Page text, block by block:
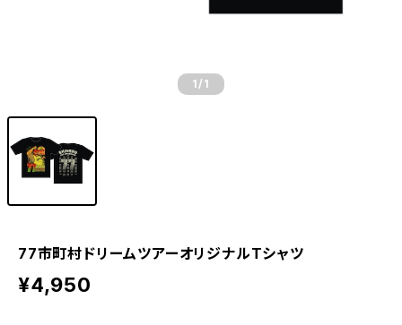
1 /1
77市町村ドリームツアーオリジナルTシャツ
¥4,950